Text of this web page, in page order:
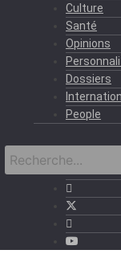
Culture
Santé
Opinions
Dossiers
People